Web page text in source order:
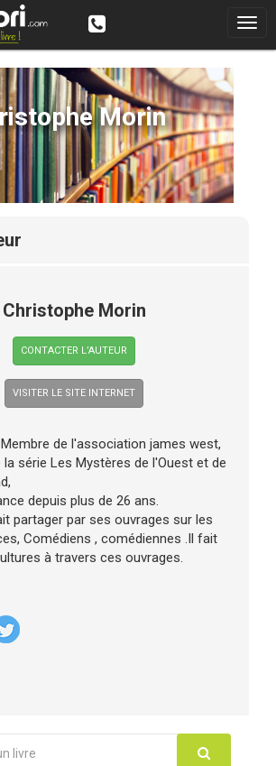
Morin
Christophe Morin
CONTACTER L’AUTEUR
VISITER LE SITE INTERNET
de l'association james west,
série Les Mystères de l'Ouest et de
depuis plus de 26 ans.
partager par ses ouvrages sur les
Comédiens , comédiennes .Il fait
à travers ces ouvrages.